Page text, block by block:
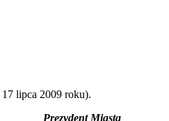
lipca 2009 roku).
Prezydent Miasta